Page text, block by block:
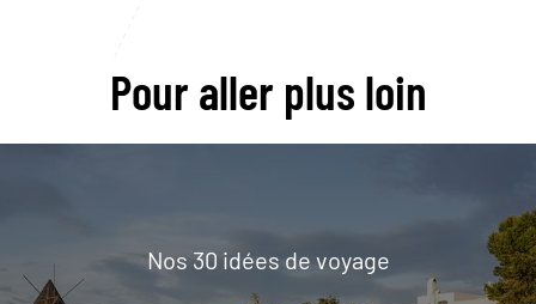
Pour aller plus loin
Nos 30 idées de voyage